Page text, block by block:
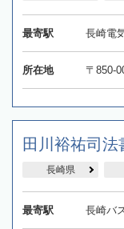
最寄駅 長崎電
所在地 〒850-
田川裕祐司
長崎県
最寄駅 長崎バ